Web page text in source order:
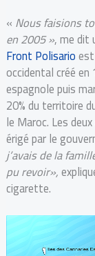
« Nous faisions
en 2005 », me dit
Front Polisario
occidental créé
espagnole puis
20% du territoire
le Maroc. Les
érigé par le
j’avais de la
pu revoir»,
cigarette.